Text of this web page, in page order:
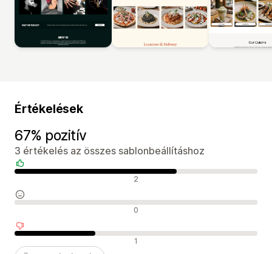
Értékelések
67% pozitív
3 értékelés az összes sablonbeállításhoz
Pozitív értékelések 2
Semleges értékelések 0
Negatív értékelések 1